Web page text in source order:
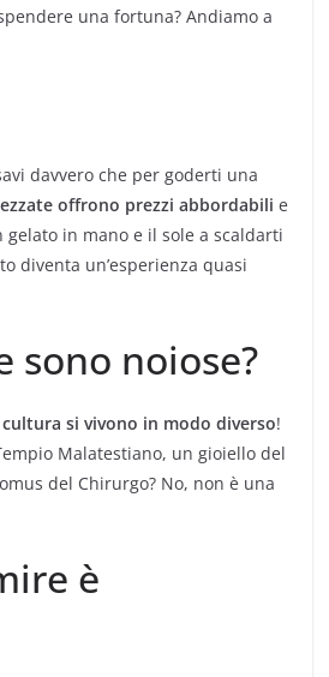
una fortuna? Andiamo a
davvero che per goderti una
offrono prezzi abbordabili e
in mano e il sole a scaldarti
diventa un’esperienza quasi
sono noiose?
si vivono in modo diverso!
Malatestiano, un gioiello del
del Chirurgo? No, non è una
è